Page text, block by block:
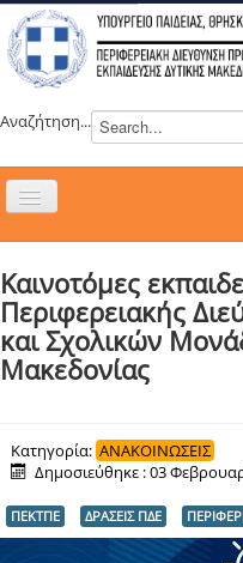
Αναζήτηση...
Εναλλαγή
ΝΕΑ
ΣΥΜΒΟΥΛΙΑ
ΕΥΡΩΠΑΪΚΑ
ΔΡΑΣΕΙΣ
ΕΠΙΚΟΙΝΩΝΙΑ
ΕΞ ΑΠΟΣΤΑΣΕΩΣ
Καινοτόμες
Περιφερειακής
και Σχολικών
Μακεδονίας
Κατηγορία: ΑΝΑΚΟΙΝΩΣΕΙΣ
Δημοσιεύθηκε : 03
ΠΕΚΤΠΕ ΔΡΑΣΕΙΣ ΠΔΕ